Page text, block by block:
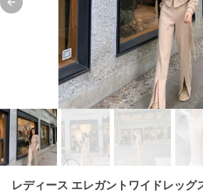
Previous slide
レディース エレガントワイドレッグ